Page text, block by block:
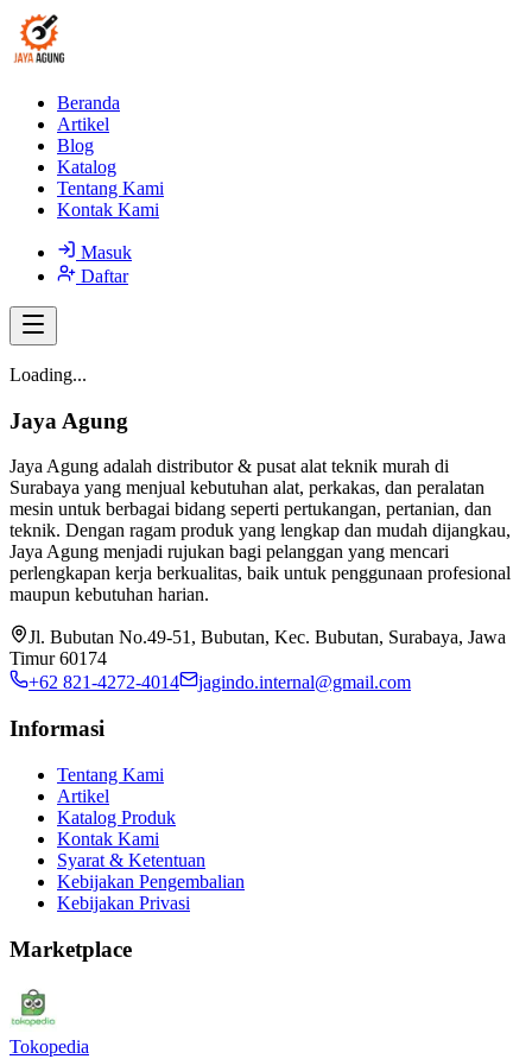
Beranda
Artikel
Blog
Katalog
Tentang Kami
Kontak Kami
Masuk
Daftar
Loading...
Jaya Agung
Jaya Agung adalah distributor & pusat alat teknik murah di
Surabaya yang menjual kebutuhan alat, perkakas, dan peralatan
mesin untuk berbagai bidang seperti pertukangan, pertanian, dan
teknik. Dengan ragam produk yang lengkap dan mudah dijangkau,
Jaya Agung menjadi rujukan bagi pelanggan yang mencari
perlengkapan kerja berkualitas, baik untuk penggunaan profesional
maupun kebutuhan harian.
Jl. Bubutan No.49-51, Bubutan, Kec. Bubutan, Surabaya, Jawa
Timur 60174
+62 821-4272-4014
jagindo.internal@gmail.com
Informasi
Tentang Kami
Artikel
Katalog Produk
Kontak Kami
Syarat & Ketentuan
Kebijakan Pengembalian
Kebijakan Privasi
Marketplace
Tokopedia